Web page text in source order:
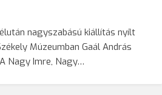
nagyszabású kiállítás nyílt
Múzeumban Gaál András
Nagy Imre, Nagy…